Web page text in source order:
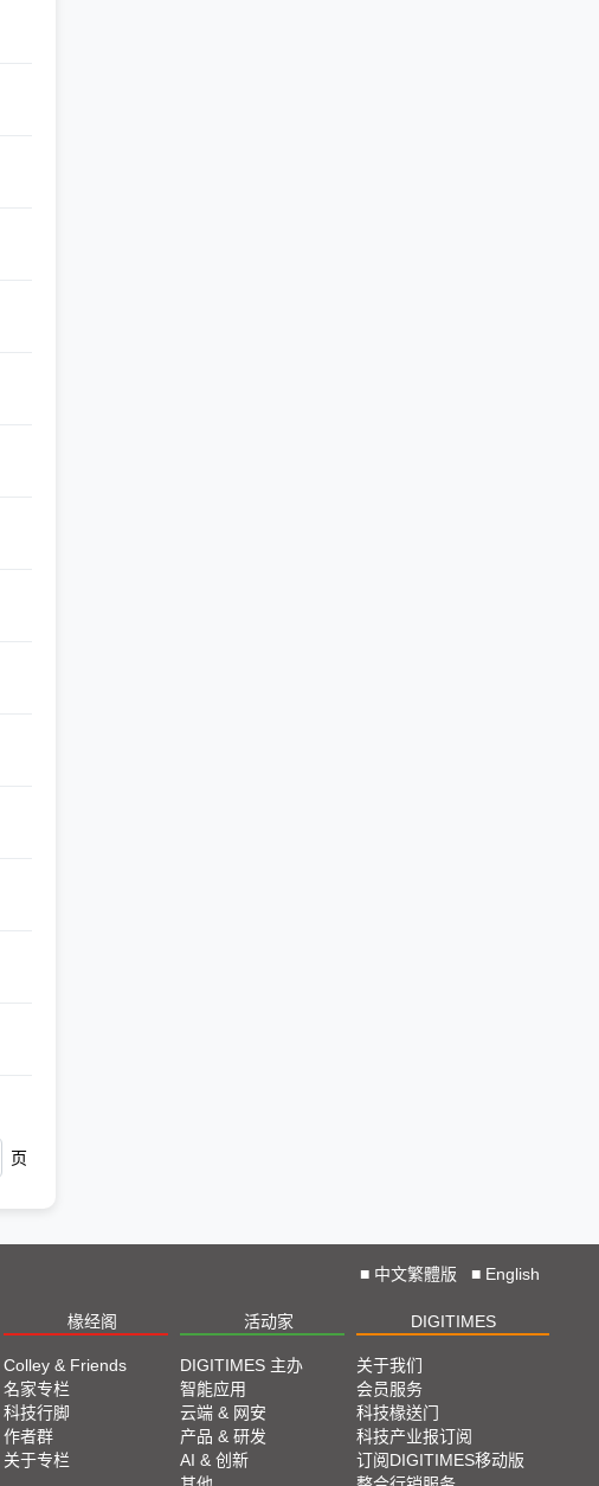
页
■ 中文繁體版 ■ English
椽经阁 活动家 DIGITIMES
Colley & Friends
名家专栏
科技行脚
作者群
关于专栏
DIGITIMES 主办
智能应用
云端 & 网安
产品 & 研发
AI & 创新
关于我们
会员服务
科技椽送门
科技产业报订阅
订阅DIGITIMES移动版